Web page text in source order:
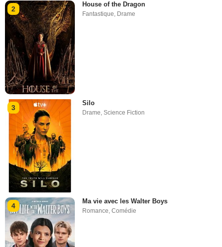
2
House of the Dragon
Fantastique, Drame
3
Silo
Drame ,Science Fiction
4
Ma vie avec les Walter Boys
Romance,Comédie